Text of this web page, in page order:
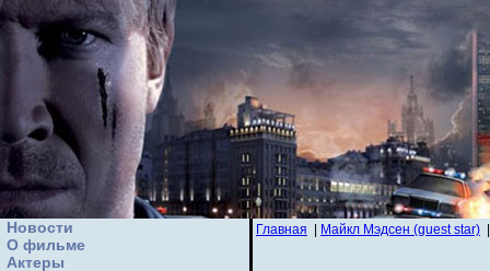
Новости
О фильме
Актеры
Главная Майкл Мэдсен (guest star)